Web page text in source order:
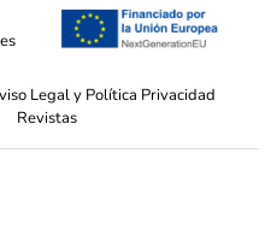
Legal y Política Privacidad
Revistas